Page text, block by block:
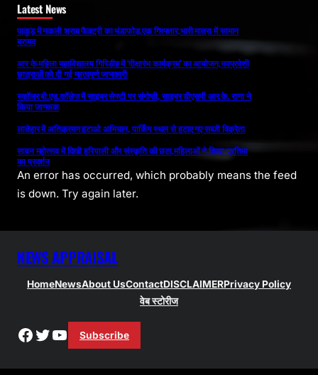
Latest News
पाकुड़ में नकली शराब फैक्ट्री का भंडाफोड़,एक गिरफ्तार,भारी मात्रा में सामान
बरामद
आर के महिला महाविद्यालय गिरिडीह में ‘दीक्षारंभ कार्यक्रम’ का आयोजन,नवप्रवेशी
छात्राओं को दी गई महत्वपूर्ण जानकारी
स्कॉलर बी.एड.कॉलेज में साइबर सेफ्टी पर संगोष्ठी, साइबर डीएसपी आर.के. राणा ने
किया जागरूक
लातेहार में अतिक्रमण हटाओ अभियान, पार्किंग स्थल से हटाए गए सब्जी विक्रेता
सावन महोत्सव में दिखी हरियाली और संस्कृति की छटा,महिलाओं ने किया प्रतिभा
का प्रदर्शन
An error has occurred, which probably means the feed
is down. Try again later.
NEWS APPRAISAL
HomeNewsAbout UsContactDISCLAIMERPrivacy Policy
वेब स्टोरीज
Facebook
Twitter
YouTube
Subscribe